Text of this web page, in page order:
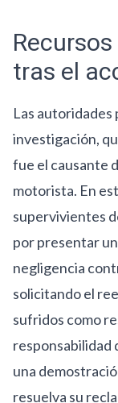
tras el
Las autoridades
investigación,
fue el causante
motorista. En
supervivientes
por presentar
negligencia
solicitando el
sufridos como
responsabilidad
una
resuelva su